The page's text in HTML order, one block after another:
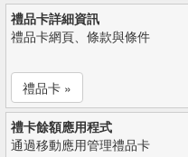
禮品卡詳細資訊
禮品卡網頁、條款與條件
禮品卡 »
禮卡餘額應用程式
通過移動應用管理禮品卡